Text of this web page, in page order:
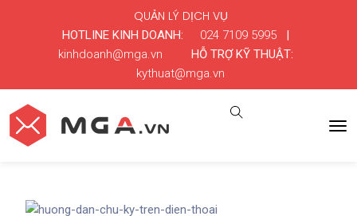
HOTLINE KINH DOANH: 024 7109 5995|
kinhdoanh@mga.vn
HỖ TRỢ KỸ THUẬT:
kythuat@mga.vn
QUẢN LÝ DỊCH VỤ